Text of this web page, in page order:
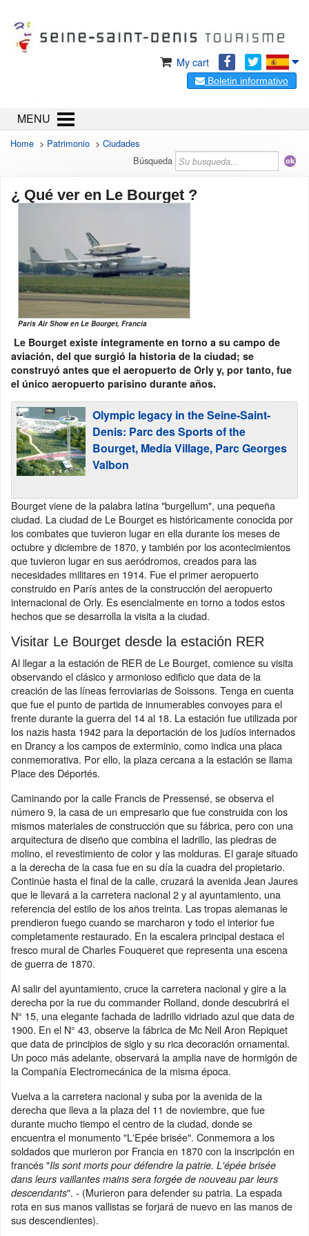
My cart
Boletin informativo
MENU
Home > Patrimonio > Ciudades
Búsqueda
¿ Qué ver en Le Bourget ?
Paris Air Show en Le Bourget, Francia
Le Bourget existe íntegramente en torno a su campo de
aviación, del que surgió la historia de la ciudad; se
construyó antes que el aeropuerto de Orly y, por tanto, fue
el único aeropuerto parisino durante años.
Olympic legacy in the Seine-Saint-
Denis: Parc des Sports of the
Bourget, Media Village, Parc Georges
Valbon
Bourget viene de la palabra latina "burgellum", una pequeña
ciudad. La ciudad de Le Bourget es históricamente conocida por
los combates que tuvieron lugar en ella durante los meses de
octubre y diciembre de 1870, y también por los acontecimientos
que tuvieron lugar en sus aeródromos, creados para las
necesidades militares en 1914. Fue el primer aeropuerto
construido en París antes de la construcción del aeropuerto
internacional de Orly. Es esencialmente en torno a todos estos
hechos que se desarrolla la visita a la ciudad.
Visitar Le Bourget desde la estación RER
Al llegar a la estación de RER de Le Bourget, comience su visita
observando el clásico y armonioso edificio que data de la
creación de las líneas ferroviarias de Soissons. Tenga en cuenta
que fue el punto de partida de innumerables convoyes para el
frente durante la guerra del 14 al 18. La estación fue utilizada por
los nazis hasta 1942 para la deportación de los judíos internados
en Drancy a los campos de exterminio, como indica una placa
conmemorativa. Por ello, la plaza cercana a la estación se llama
Place des Déportés.
Caminando por la calle Francis de Pressensé, se observa el
número 9, la casa de un empresario que fue construida con los
mismos materiales de construcción que su fábrica, pero con una
arquitectura de diseño que combina el ladrillo, las piedras de
molino, el revestimiento de color y las molduras. El garaje situado
a la derecha de la casa fue en su día la cuadra del propietario.
Continúe hasta el final de la calle, cruzará la avenida Jean Jaures
que le llevará a la carretera nacional 2 y al ayuntamiento, una
referencia del estilo de los años treinta. Las tropas alemanas le
prendieron fuego cuando se marcharon y todo el interior fue
completamente restaurado. En la escalera principal destaca el
fresco mural de Charles Fouqueret que representa una escena
de guerra de 1870.
Al salir del ayuntamiento, cruce la carretera nacional y gire a la
derecha por la rue du commander Rolland, donde descubrirá el
N° 15, una elegante fachada de ladrillo vidriado azul que data de
1900. En el N° 43, observe la fábrica de Mc Neil Aron Repiquet
que data de principios de siglo y su rica decoración ornamental.
Un poco más adelante, observará la amplia nave de hormigón de
la Compañía Electromecánica de la misma época.
Vuelva a la carretera nacional y suba por la avenida de la
derecha que lleva a la plaza del 11 de noviembre, que fue
durante mucho tiempo el centro de la ciudad, donde se
encuentra el monumento "L'Epée brisée". Conmemora a los
soldados que murieron por Francia en 1870 con la inscripción en
francés "Ils sont morts pour défendre la patrie. L'épée brisée
dans leurs vaillantes mains sera forgée de nouveau par leurs
descendants". - (Murieron para defender su patria. La espada
rota en sus manos vallistas se forjará de nuevo en las manos de
sus descendientes).